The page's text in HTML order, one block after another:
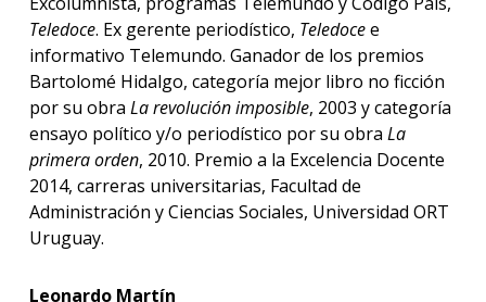
Teledoce. Ex gerente periodístico, Teledocee
informativo Telemundo. Ganador de los premios
Bartolomé Hidalgo, categoría mejor libro no ficción
por su obra La revolución imposible, 2003 y categoría
ensayo político y/o periodístico por su obra La
primera orden, 2010. Premio a la Excelencia Docente
2014, carreras universitarias, Facultad de
Administración y Ciencias Sociales, Universidad ORT
Uruguay.
Leonardo Martín